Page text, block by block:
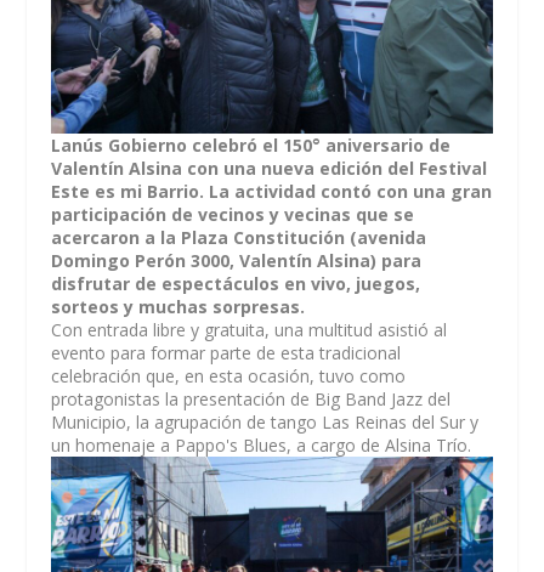
Lanús Gobierno celebró el 150° aniversario de
Valentín Alsina con una nueva edición del Festival
Este es mi Barrio. La actividad contó con una gran
participación de vecinos y vecinas que se
acercaron a la Plaza Constitución (avenida
Domingo Perón 3000, Valentín Alsina) para
disfrutar de espectáculos en vivo, juegos,
sorteos y muchas sorpresas.
Con entrada libre y gratuita, una multitud asistió al
evento para formar parte de esta tradicional
celebración que, en esta ocasión, tuvo como
protagonistas la presentación de Big Band Jazz del
Municipio, la agrupación de tango Las Reinas del Sur y
un homenaje a Pappo's Blues, a cargo de Alsina Trío.